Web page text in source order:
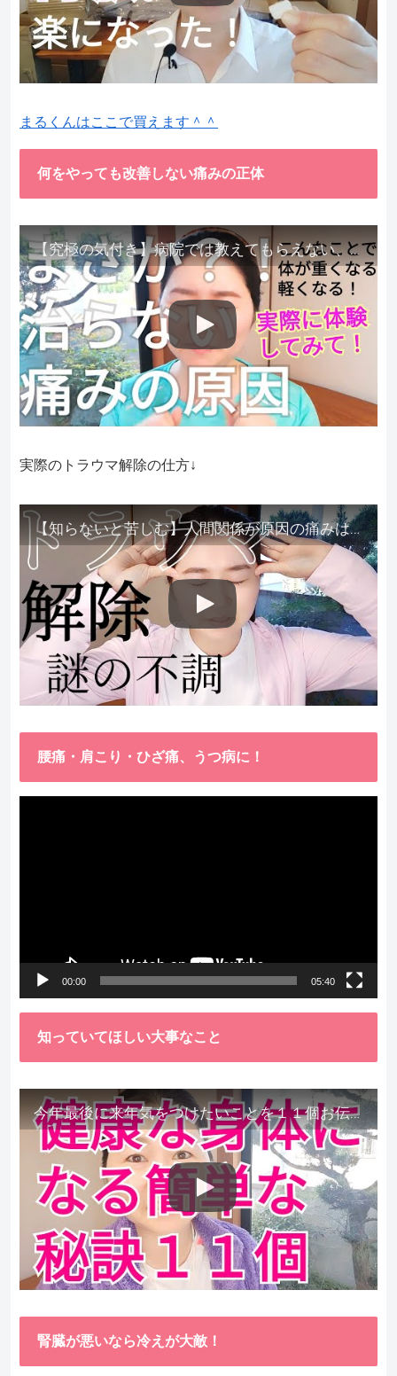
まるくんはここで買えます＾＾
何をやっても改善しない痛みの正体
【究極の気付き】病院では教えてもらえない、その長年悩んできた痛み、症状、どうして治らないのか？痛みの正体、実際に今すぐ試して知ってほしい。
実際のトラウマ解除の仕方↓
【知らないと苦しむ】人間関係が原因の痛みはトラウマ解除が必須。病院に行っても原因不明で治らない不調はこれをしてからケアしてみてください。
腰痛・肩こり・ひざ痛、うつ病に！
00:00 05:40
知っていてほしい大事なこと
今年最後に来年気をつけたいことを１１個お伝えします。
腎臓が悪いなら冷えが大敵！